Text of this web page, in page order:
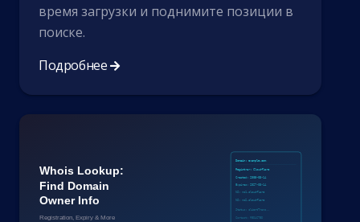
время загрузки и поднимите позиции в
поиске.
Подробнее